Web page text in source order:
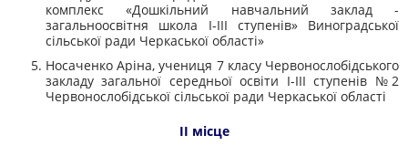
комплекс «Дошкільний навчальний заклад -
загальноосвітня школа І-III ступенів» Виноградської
сільської ради Черкаської області»
Носаченко Аріна, учениця 7 класу Червонослобідського
закладу загальної середньої освіти I-III ступенів №2
Червонослобідської сільської ради Черкаської області
II місце